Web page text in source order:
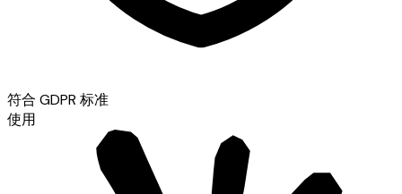
符合 GDPR 标准
使用